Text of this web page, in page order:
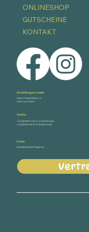
ONLINESHOP
GUTSCHEINE
KONTAKT
Die Stöttingers GmbH
Obere Pappelleiten 14
4655 Vorchdorf
Telefon
+43 (0) 699 14 05 54 51 (Christoph)
+43 (0) 699 18 10 13 18 (Stefanie)
E-Mail
shop@diestoettingers.at